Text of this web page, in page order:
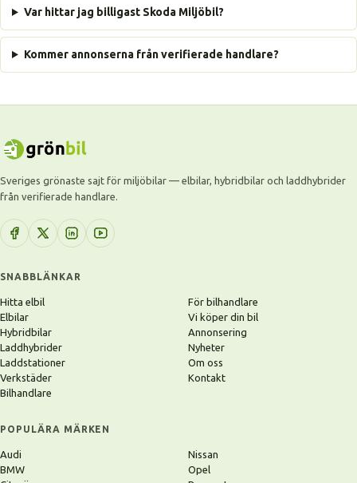
Var hittar jag billigast Skoda Miljöbil?
Kommer annonserna från verifierade handlare?
Sveriges grönaste sajt för miljöbilar — elbilar, hybridbilar och laddhybrider
från verifierade handlare.
SNABBLÄNKAR
Hitta elbil
Elbilar
Hybridbilar
Laddhybrider
Laddstationer
Verkstäder
Bilhandlare
För bilhandlare
Vi köper din bil
Annonsering
Nyheter
Om oss
Kontakt
POPULÄRA MÄRKEN
Audi
BMW
Nissan
Opel